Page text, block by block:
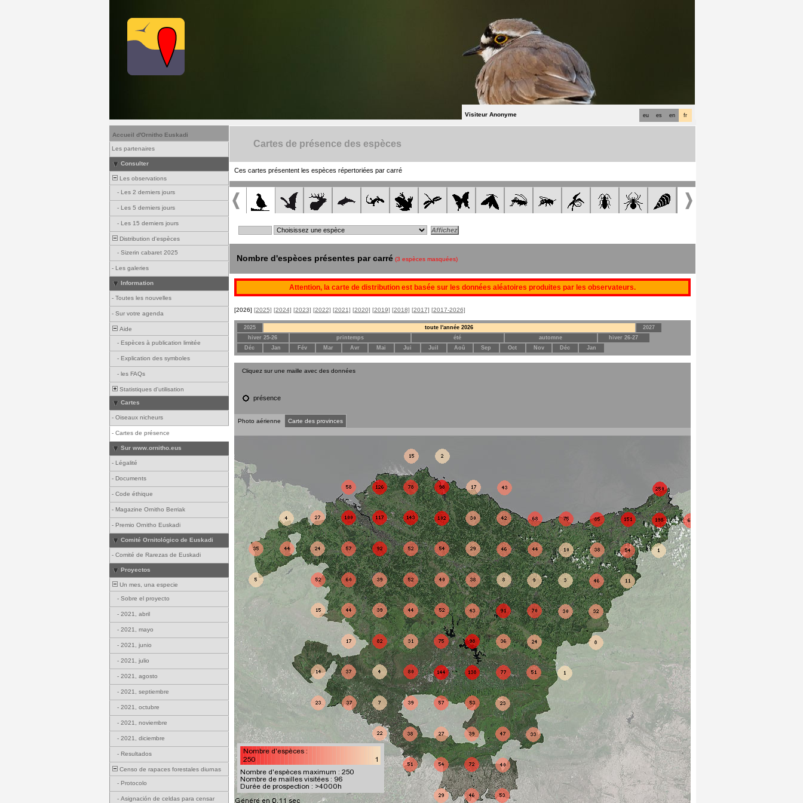
fr
en
es
eu
Visiteur Anonyme
Accueil d'Ornitho Euskadi
Les partenaires
Consulter
Les observations
- Les 2 derniers jours
- Les 5 derniers jours
- Les 15 derniers jours
Distribution d'espèces
- Sizerin cabaret 2025
- Les galeries
Information
- Toutes les nouvelles
- Sur votre agenda
Aide
- Espèces à publication limitée
- Explication des symboles
- les FAQs
Statistiques d'utilisation
Cartes
- Oiseaux nicheurs
- Cartes de présence
Sur www.ornitho.eus
- Légalité
- Documents
- Code éthique
- Magazine Ornitho Berriak
- Premio Ornitho Euskadi
Comité Ornitológico de Euskadi
- Comité de Rarezas de Euskadi
Proyectos
Un mes, una especie
- Sobre el proyecto
- 2021, abril
- 2021, mayo
- 2021, junio
- 2021, julio
- 2021, agosto
- 2021, septiembre
- 2021, octubre
- 2021, noviembre
- 2021, diciembre
- Resultados
Censo de rapaces forestales diurnas
- Protocolo
- Asignación de celdas para censar
Cartes de présence des espèces
Ces cartes présentent les espèces répertoriées par carré
Nombre d'espèces présentes par carré (3 espèces masquées)
Attention, la carte de distribution est basée sur les données aléatoires produites par les observateurs.
[2026] [2025] [2024] [2023] [2022] [2021] [2020] [2019] [2018] [2017] [2017-2026]
2025 toute l'année 2026
2027
hiver 25-26
printemps été automne
hiver 26-27
Déc
Jan Fév Mar Avr Mai Jui Juil Aoû Sep Oct Nov Déc Jan
Cliquez sur une maille avec des données
présence
Photo aérienne Carte des provinces